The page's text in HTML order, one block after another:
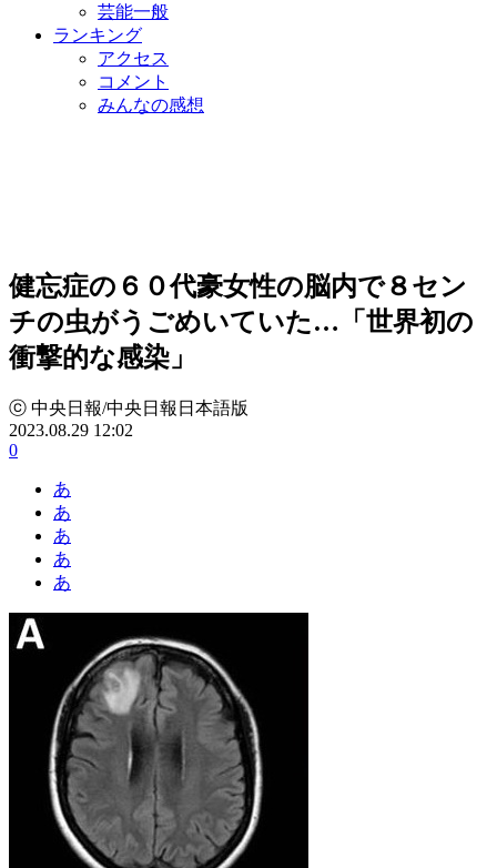
芸能一般
ランキング
アクセス
コメント
みんなの感想
健忘症の６０代豪女性の脳内で８セン
チの虫がうごめいていた…「世界初の
衝撃的な感染」
ⓒ 中央日報/中央日報日本語版
2023.08.29 12:02
0
あ
あ
あ
あ
あ